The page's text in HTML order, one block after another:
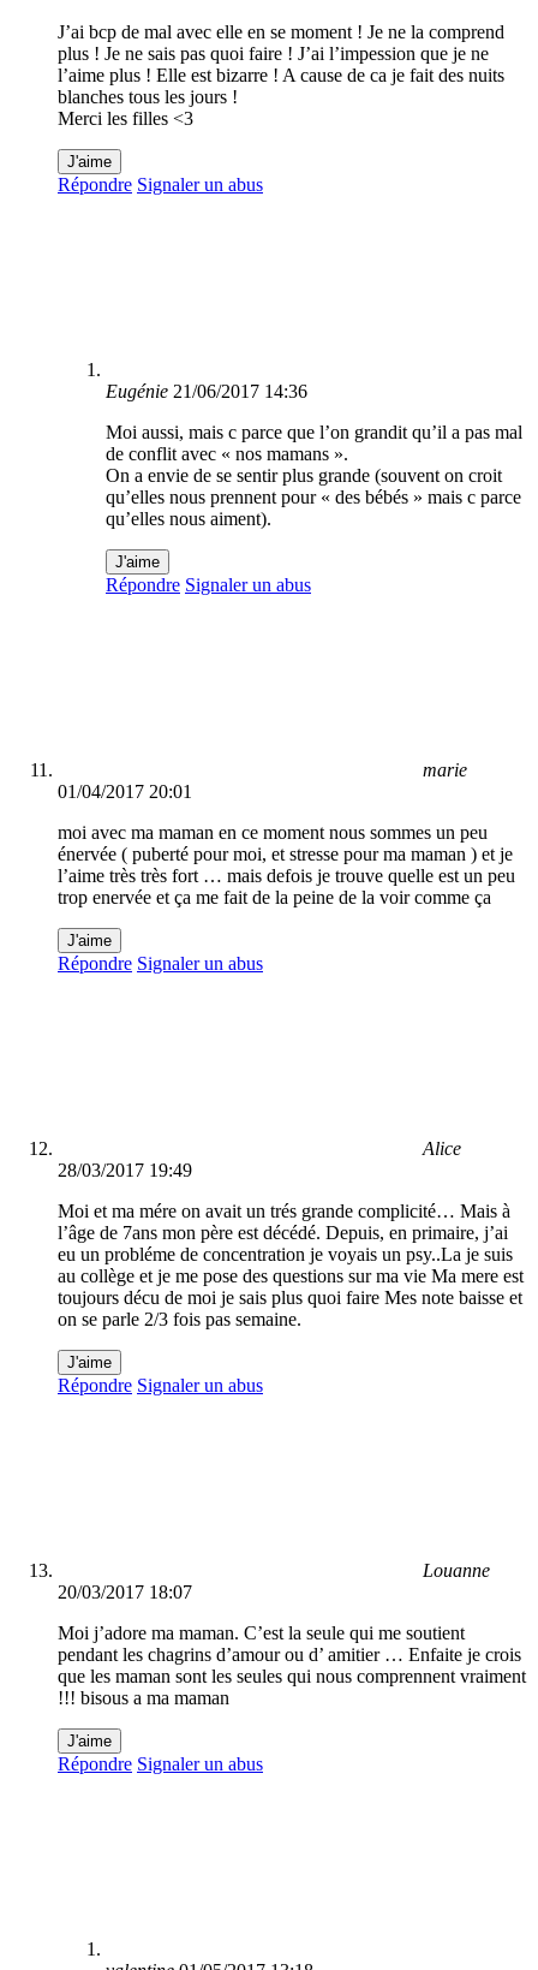
J’ai bcp de mal avec elle en se moment ! Je ne la comprend
plus ! Je ne sais pas quoi faire ! J’ai l’impession que je ne
l’aime plus ! Elle est bizarre ! A cause de ca je fait des nuits
blanches tous les jours !
Merci les filles <3
J'aime
Répondre Signaler un abus
Eugénie 21/06/2017 14:36
Moi aussi, mais c parce que l’on grandit qu’il a pas mal
de conflit avec « nos mamans ».
On a envie de se sentir plus grande (souvent on croit
qu’elles nous prennent pour « des bébés » mais c parce
qu’elles nous aiment).
J'aime
Répondre Signaler un abus
marie
01/04/2017 20:01
moi avec ma maman en ce moment nous sommes un peu
énervée ( puberté pour moi, et stresse pour ma maman ) et je
l’aime très très fort … mais defois je trouve quelle est un peu
trop enervée et ça me fait de la peine de la voir comme ça
J'aime
Répondre Signaler un abus
Alice
28/03/2017 19:49
Moi et ma mére on avait un trés grande complicité… Mais à
l’âge de 7ans mon père est décédé. Depuis, en primaire, j’ai
eu un probléme de concentration je voyais un psy..La je suis
au collège et je me pose des questions sur ma vie Ma mere est
toujours décu de moi je sais plus quoi faire Mes note baisse et
on se parle 2/3 fois pas semaine.
J'aime
Répondre Signaler un abus
Louanne
20/03/2017 18:07
Moi j’adore ma maman. C’est la seule qui me soutient
pendant les chagrins d’amour ou d’ amitier … Enfaite je crois
que les maman sont les seules qui nous comprennent vraiment
!!! bisous a ma maman
J'aime
Répondre Signaler un abus